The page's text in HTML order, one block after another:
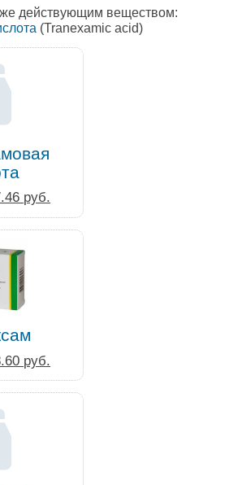
действующим веществом:
(Tranexamic acid)
руб.
руб.